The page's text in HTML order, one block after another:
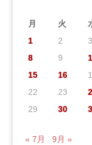
月 火
1
2 3
8
9
15
16
22
23
29
30
« 7月 9月 »